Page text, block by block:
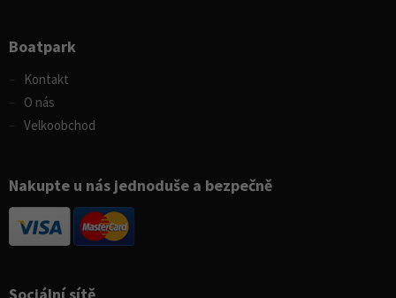
Boatpark
Kontakt
O nás
Velkoobchod
Nakupte u nás jednoduše a bezpečně